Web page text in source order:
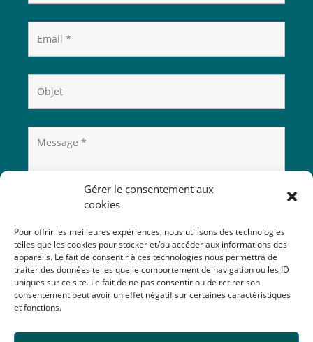
Gérer le consentement aux
cookies
Pour offrir les meilleures expériences, nous utilisons des technologies
telles que les cookies pour stocker et/ou accéder aux informations des
appareils. Le fait de consentir à ces technologies nous permettra de
traiter des données telles que le comportement de navigation ou les ID
uniques sur ce site. Le fait de ne pas consentir ou de retirer son
consentement peut avoir un effet négatif sur certaines caractéristiques
et fonctions.